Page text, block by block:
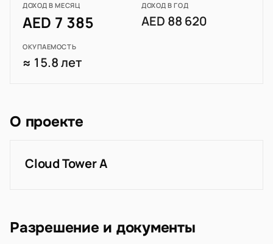
ДОХОД В МЕСЯЦ
AED 7 385
ДОХОД В ГОД
AED 88 620
ОКУПАЕМОСТЬ
≈ 15.8 лет
О проекте
Cloud Tower A
Разрешение и документы